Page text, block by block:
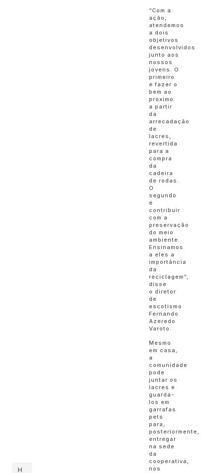
H
“Com a
ação,
atendemos
a dois
objetivos
desenvolvidos
junto aos
nossos
jovens. O
primeiro
é fazer o
bem ao
próximo
a partir
da
arrecadação
de
lacres,
revertida
para a
compra
da
cadeira
de rodas.
O
segundo
é
contribuir
com a
preservação
do meio
ambiente.
Ensinamos
a eles a
importância
da
reciclagem”,
disse
o diretor
de
escotismo
Fernando
Azeredo
Varoto.
Mesmo
em casa,
a
comunidade
pode
juntar os
lacres e
guardá-
los em
garrafas
pets
para,
posteriormente,
entregar
na sede
da
cooperativa,
nos